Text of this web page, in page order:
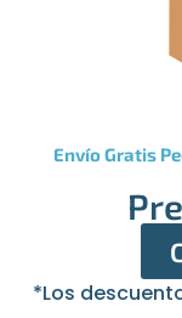
Envío Gratis
*Los